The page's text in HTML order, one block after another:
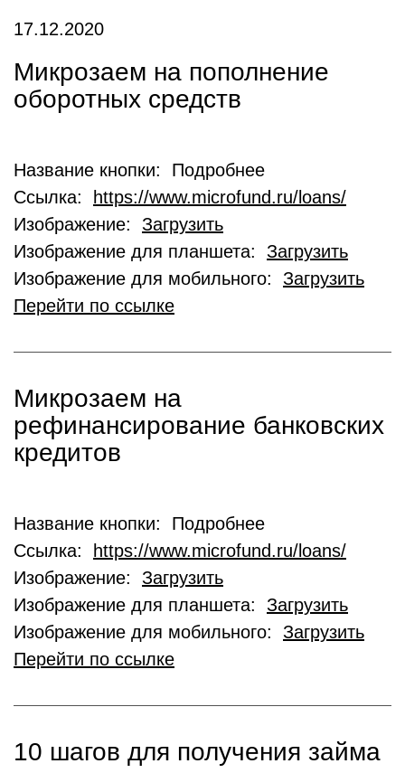
17.12.2020
Микрозаем на пополнение
оборотных средств
Название кнопки: Подробнее
Ссылка:
https://www.microfund.ru/loans/
Изображение: Загрузить
Изображение для планшета: Загрузить
Изображение для мобильного: Загрузить
Перейти по ссылке
Микрозаем на
рефинансирование банковских
кредитов
Название кнопки: Подробнее
Ссылка:
https://www.microfund.ru/loans/
Изображение: Загрузить
Изображение для планшета: Загрузить
Изображение для мобильного: Загрузить
Перейти по ссылке
10 шагов для получения займа